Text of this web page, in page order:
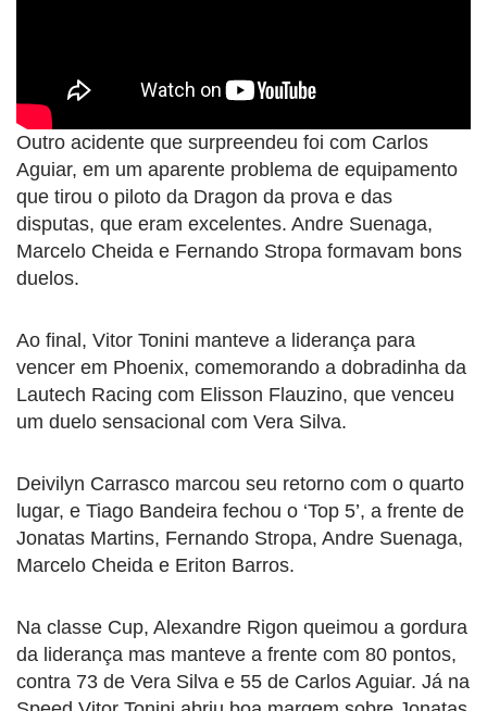
Outro acidente que surpreendeu foi com Carlos
Aguiar, em um aparente problema de equipamento
que tirou o piloto da Dragon da prova e das
disputas, que eram excelentes. Andre Suenaga,
Marcelo Cheida e Fernando Stropa formavam bons
duelos.
Ao final, Vitor Tonini manteve a liderança para
vencer em Phoenix, comemorando a dobradinha da
Lautech Racing com Elisson Flauzino, que venceu
um duelo sensacional com Vera Silva.
Deivilyn Carrasco marcou seu retorno com o quarto
lugar, e Tiago Bandeira fechou o ‘Top 5’, a frente de
Jonatas Martins, Fernando Stropa, Andre Suenaga,
Marcelo Cheida e Eriton Barros.
Na classe Cup, Alexandre Rigon queimou a gordura
da liderança mas manteve a frente com 80 pontos,
contra 73 de Vera Silva e 55 de Carlos Aguiar. Já na